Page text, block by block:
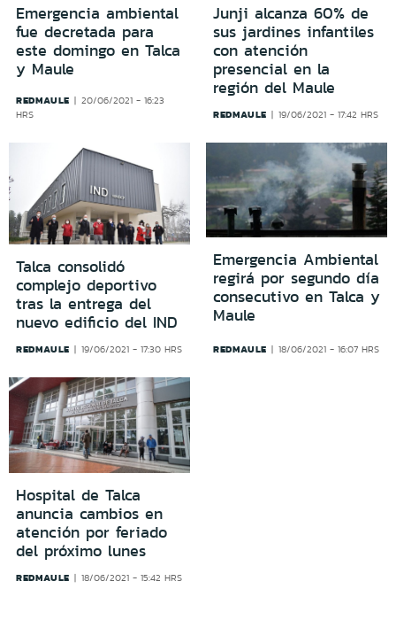
Emergencia ambiental
fue decretada para
este domingo en Talca
y Maule
REDMAULE
20/06/2021 - 16:23
HRS
Junji alcanza 60% de
sus jardines infantiles
con atención
presencial en la
región del Maule
REDMAULE 19/06/2021 - 17:42 HRS
Talca consolidó
complejo deportivo
tras la entrega del
nuevo edificio del IND
REDMAULE 19/06/2021 - 17:30 HRS
Emergencia Ambiental
regirá por segundo día
consecutivo en Talca y
Maule
REDMAULE 18/06/2021 - 16:07 HRS
Hospital de Talca
anuncia cambios en
atención por feriado
del próximo lunes
REDMAULE 18/06/2021 - 15:42 HRS